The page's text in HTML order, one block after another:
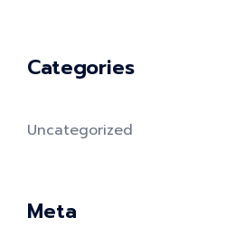
Categories
Uncategorized
Meta